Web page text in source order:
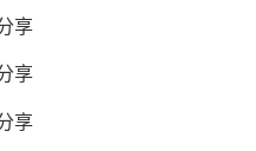
享
享
享